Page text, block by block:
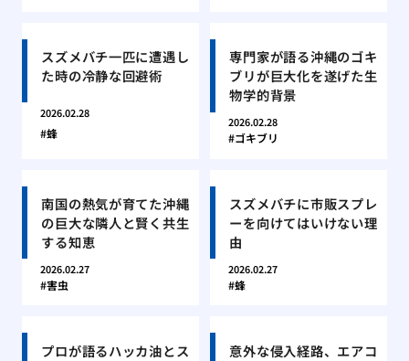
スズメバチ一匹に遭遇し
た時の冷静な回避術
2026.02.28
蜂
専門家が語る沖縄のゴキ
ブリが巨大化を遂げた生
物学的背景
2026.02.28
ゴキブリ
南国の熱気が育てた沖縄
の巨大な隣人と賢く共生
する知恵
2026.02.27
害虫
スズメバチに市販スプレ
ーを向けてはいけない理
由
2026.02.27
蜂
プロが語るハッカ油とス
意外な侵入経路、エアコ